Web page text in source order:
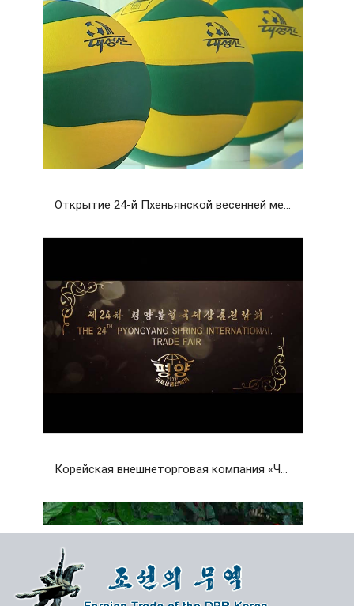
Открытие 24-й Пхеньянской весенней международной выставки-ярмарка
Корейская внешнеторговая компания «Чансу»